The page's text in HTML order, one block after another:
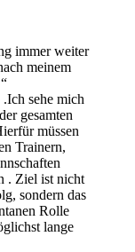
immer weiter
meinem
sehe mich
gesamten
müssen
Trainern,
. Ziel ist nicht
sondern das
Rolle
lange